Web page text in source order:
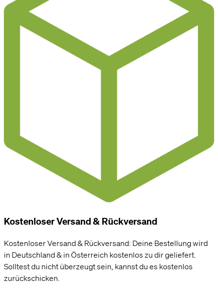
Kostenloser Versand & Rückversand
Kostenloser Versand & Rückversand: Deine Bestellung wird
in Deutschland & in Österreich kostenlos zu dir geliefert.
Solltest du nicht überzeugt sein, kannst du es kostenlos
zurückschicken.